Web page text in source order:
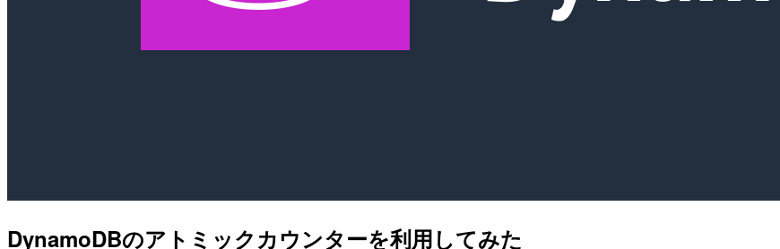
DynamoDBのアトミックカウンターを利用してみた